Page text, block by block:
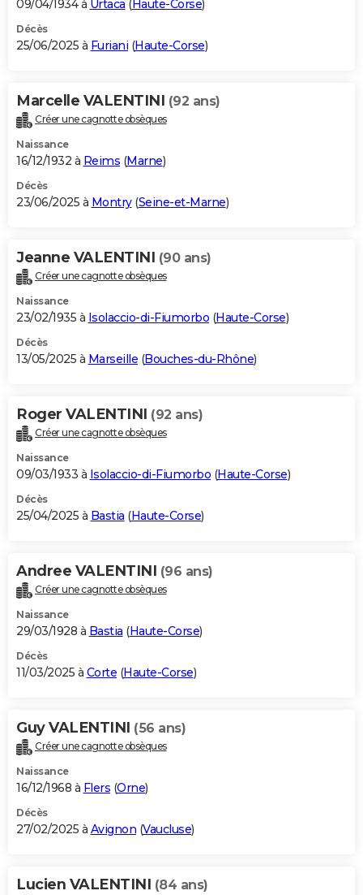
09/04/1934 à Urtaca ( Haute-Corse)
Décès
25/06/2025 à Furiani (Haute-Corse)
Marcelle VALENTINI (92 ans)
Créer une cagnotte obsèques
Naissance
16/12/1932 à Reims (Marne)
Décès
23/06/2025 à Montry(Seine-et-Marne)
Jeanne VALENTINI (90 ans)
Créer une cagnotte obsèques
Naissance
23/02/1935 à Isolaccio-di-Fiumorbo (Haute-Corse)
Décès
13/05/2025 à Marseille (Bouches-du-Rhône)
Roger VALENTINI (92 ans)
Créer une cagnotte obsèques
Naissance
09/03/1933 à Isolaccio-di-Fiumorbo (Haute-Corse)
Décès
25/04/2025 à Bastia (Haute-Corse)
Andree VALENTINI (96 ans)
Créer une cagnotte obsèques
Naissance
29/03/1928 à Bastia (Haute-Corse)
Décès
11/03/2025 à Corte (Haute-Corse)
Guy VALENTINI (56 ans)
Créer une cagnotte obsèques
Naissance
16/12/1968 à Flers (Orne)
Décès
27/02/2025 à Avignon (Vaucluse)
Lucien VALENTINI (84 ans)